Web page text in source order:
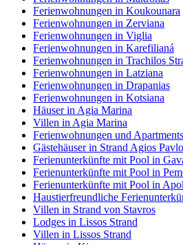
Ferienwohnungen in Koukounara
Ferienwohnungen in Zerviana
Ferienwohnungen in Viglia
Ferienwohnungen in Karefilianá
Ferienwohnungen in Trachilos
Ferienwohnungen in Latziana
Ferienwohnungen in Drapanias
Ferienwohnungen in Kotsiana
Häuser in Agia Marina
Villen in Agia Marina
Ferienwohnungen und
Gästehäuser in Strand Agios
Ferienunterkünfte mit Pool in
Ferienunterkünfte mit Pool in
Ferienunterkünfte mit Pool in
Haustierfreundliche
Villen in Strand von Stavros
Lodges in Lissos Strand
Villen in Lissos Strand